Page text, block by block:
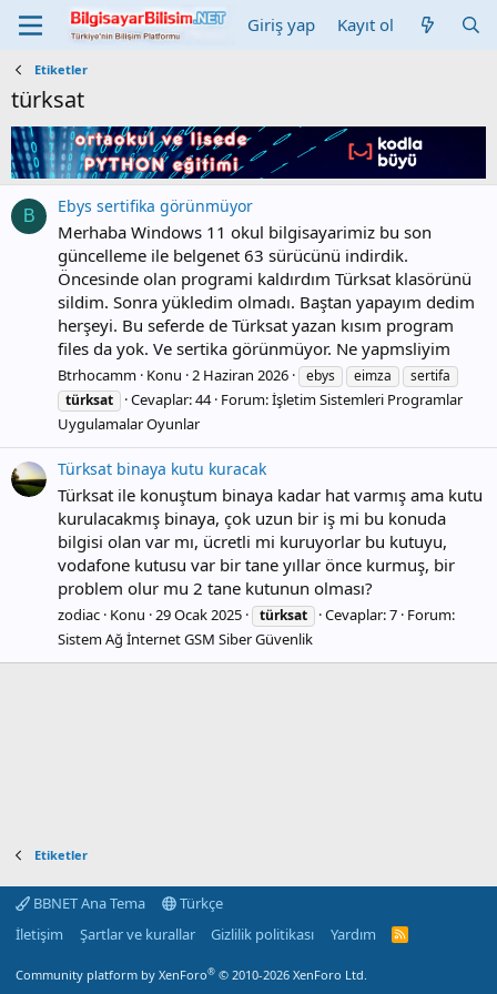
Giriş yap Kayıt ol
Etiketler
türksat
B Ebys sertifika görünmüyor
Merhaba Windows 11 okul bilgisayarimiz bu son
güncelleme ile belgenet 63 sürücünü indirdik.
Öncesinde olan programi kaldırdım Türksat klasörünü
sildim. Sonra yükledim olmadı. Baştan yapayım dedim
herşeyi. Bu seferde de Türksat yazan kısım program
files da yok. Ve sertika görünmüyor. Ne yapmsliyim
Btrhocamm Konu 2 Haziran 2026 ebys eimza
sertifa
türksat
Cevaplar: 44 Forum:İşletim Sistemleri Programlar
Uygulamalar Oyunlar
Türksat binaya kutu kuracak
Türksat ile konuştum binaya kadar hat varmış ama kutu
kurulacakmış binaya, çok uzun bir iş mi bu konuda
bilgisi olan var mı, ücretli mi kuruyorlar bu kutuyu,
vodafone kutusu var bir tane yıllar önce kurmuş, bir
problem olur mu 2 tane kutunun olması?
zodiac Konu 29 Ocak 2025 türksat Cevaplar: 7 Forum:
Sistem Ağ İnternet GSM Siber Güvenlik
Etiketler
BBNET Ana Tema
Türkçe
İletişim
Şartlar ve kurallar Gizlilik politikası Yardım
R
Community platform by XenForo® © 2010-2026 XenForo Ltd.